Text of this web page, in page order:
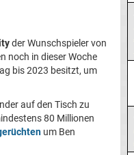
der Wunschspieler von
noch in dieser Woche
bis 2023 besitzt, um
auf den Tisch zu
80 Millionen
um Ben